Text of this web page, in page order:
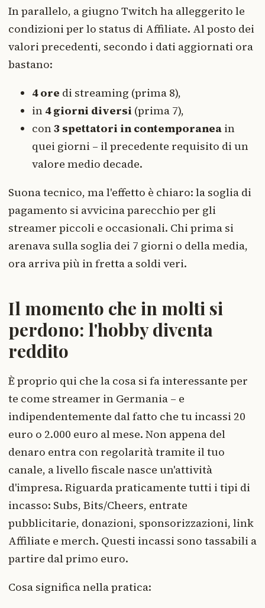
In parallelo, a giugno Twitch ha alleggerito le
condizioni per lo status di Affiliate. Al posto dei
valori precedenti, secondo i dati aggiornati ora
bastano:
4 ore di streaming (prima 8),
in 4 giorni diversi (prima 7),
con3 spettatori in contemporanea in
quei giorni – il precedente requisito di un
valore medio decade.
Suona tecnico, ma l'effetto è chiaro: la soglia di
pagamento si avvicina parecchio per gli
streamer piccoli e occasionali. Chi prima si
arenava sulla soglia dei 7 giorni o della media,
ora arriva più in fretta a soldi veri.
Il momento che in molti si
perdono: l'hobby diventa
reddito
È proprio qui che la cosa si fa interessante per
te come streamer in Germania – e
indipendentemente dal fatto che tu incassi 20
euro o 2.000 euro al mese. Non appena del
denaro entra con regolarità tramite il tuo
canale, a livello fiscale nasce un'attività
d'impresa. Riguarda praticamente tutti i tipi di
incasso: Subs, Bits/Cheers, entrate
pubblicitarie, donazioni, sponsorizzazioni, link
Affiliate e merch. Questi incassi sono tassabili a
partire dal primo euro.
Cosa significa nella pratica: